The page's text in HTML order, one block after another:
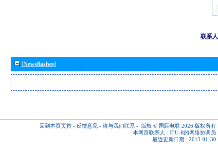
联系人
[Newsflashes]
回到本页页首 - 反馈意见 - 请与我们联系 - 版权 © 国际电联 2026 版权所有
本网页联系人 : ITU-R的网络协调员
最近更新日期 : 2013-01-30